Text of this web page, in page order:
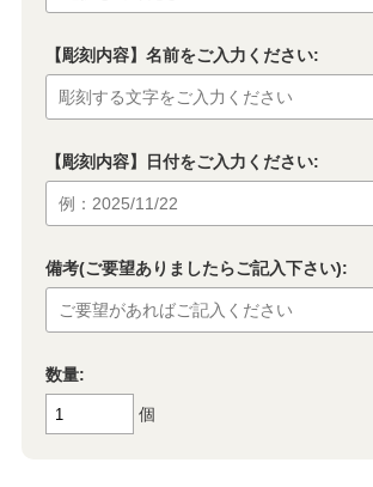
【彫刻内容】名前をご入力ください:
【彫刻内容】日付をご入力ください:
備考(ご要望ありましたらご記入下さい):
数量:
個